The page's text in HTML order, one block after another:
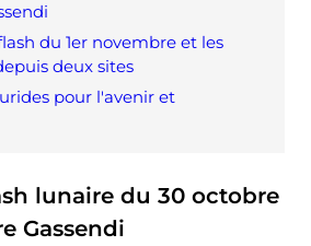
du 1er novembre et les
deux sites
pour l'avenir et
lunaire du 30 octobre
Gassendi